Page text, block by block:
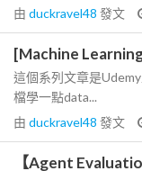
由 duckravel48 發文
[Machine
這個系列文章是
檔學一點data...
由 duckravel48 發文
【Agent